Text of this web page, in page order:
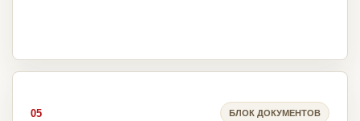
05 БЛОК ДОКУМЕНТОВ